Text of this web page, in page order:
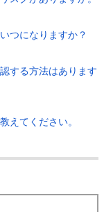
つになりますか？
する方法はあります
えてください。